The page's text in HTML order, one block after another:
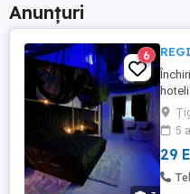
Anunțuri
6
5
29